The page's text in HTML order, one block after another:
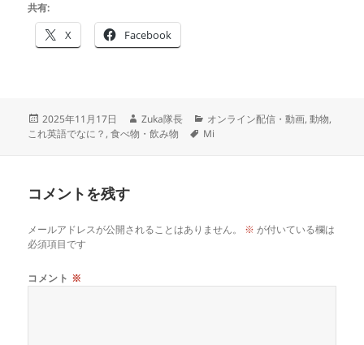
共有:
X Facebook
投
稿
2025年11月17日
作
成
Zuka隊長
カ
テ
オンライン配信・動画,動物,
これ英語でなに？ ,食べ物・飲み物
タ
Mi
コメントを残す
メールアドレスが公開されることはありません。 ※ が付いている欄は
必須項目です
コメント ※